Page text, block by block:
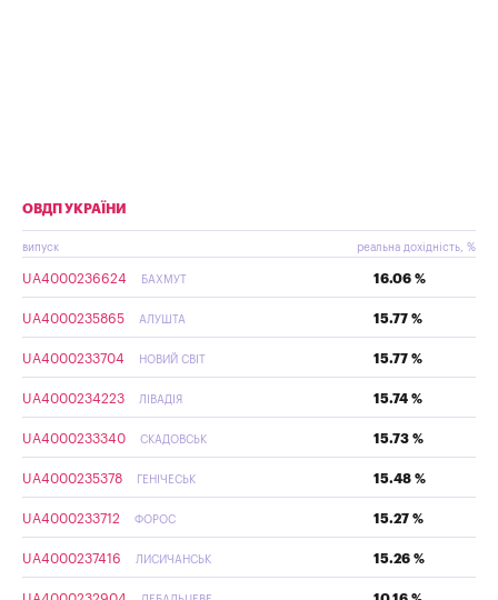
ОВДП УКРАЇНИ
випуск реальна дохідність, %
UA4000236624 БАХМУТ 16.06 %
UA4000235865 АЛУШТА 15.77 %
UA4000233704 НОВИЙ СВІТ 15.77 %
UA4000234223 ЛІВАДІЯ 15.74 %
UA4000233340 СКАДОВСЬК 15.73 %
UA4000235378 ГЕНІЧЕСЬК 15.48 %
UA4000233712 ФОРОС 15.27 %
UA4000237416 ЛИСИЧАНСЬК 15.26 %